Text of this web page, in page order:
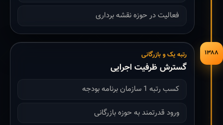
فعالیت در حوزه نقشه برداری
۱۳۸۸ رتبه یک و بازرگانی
گسترش ظرفیت اجرایی
کسب رتبه 1 سازمان برنامه بودجه
ورود قدرتمند به حوزه بازرگانی